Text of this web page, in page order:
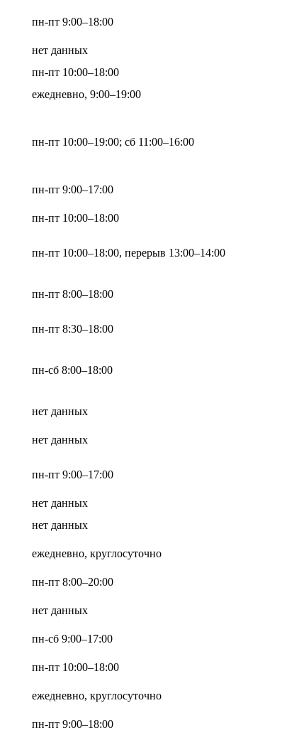
пн-пт 9:00–18:00
нет данных
пн-пт 10:00–18:00
ежедневно, 9:00–19:00
пн-пт 10:00–19:00; сб 11:00–16:00
пн-пт 9:00–17:00
пн-пт 10:00–18:00
пн-пт 10:00–18:00, перерыв 13:00–14:00
пн-пт 8:00–18:00
пн-пт 8:30–18:00
пн-сб 8:00–18:00
нет данных
нет данных
пн-пт 9:00–17:00
нет данных
нет данных
ежедневно, круглосуточно
пн-пт 8:00–20:00
нет данных
пн-сб 9:00–17:00
пн-пт 10:00–18:00
ежедневно, круглосуточно
пн-пт 9:00–18:00